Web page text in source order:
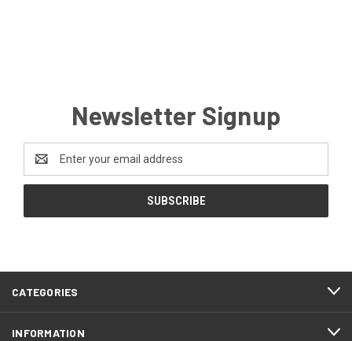
Newsletter Signup
Address
CATEGORIES
INFORMATION